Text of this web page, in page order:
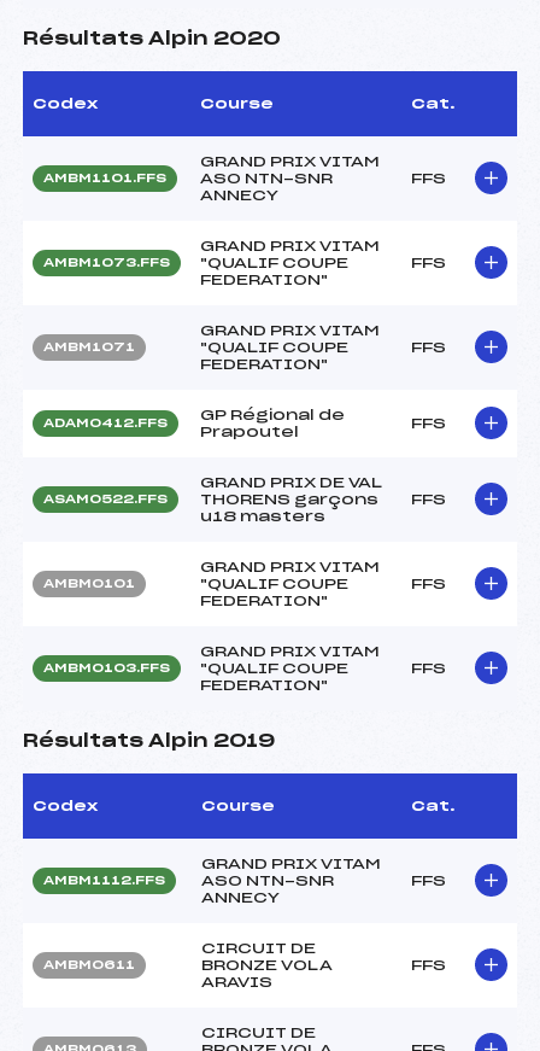
Résultats Alpin 2020
Codex Course Cat.
AMBM1101.FFS
GRAND PRIX VITAM
ASO NTN-SNR
ANNECY
FFS
AMBM1073.FFS
GRAND PRIX VITAM
"QUALIF COUPE
FEDERATION"
FFS
AMBM1071
GRAND PRIX VITAM
"QUALIF COUPE
FEDERATION"
FFS
ADAM0412.FFS
GP Régional de
Prapoutel
FFS
ASAM0522.FFS
GRAND PRIX DE VAL
THORENS garçons
u18 masters
FFS
AMBM0101
GRAND PRIX VITAM
"QUALIF COUPE
FEDERATION"
FFS
AMBM0103.FFS
GRAND PRIX VITAM
"QUALIF COUPE
FEDERATION"
FFS
Résultats Alpin 2019
Codex Course Cat.
AMBM1112.FFS
GRAND PRIX VITAM
ASO NTN-SNR
ANNECY
FFS
AMBM0611
CIRCUIT DE
BRONZE VOLA
ARAVIS
FFS
CIRCUIT DE